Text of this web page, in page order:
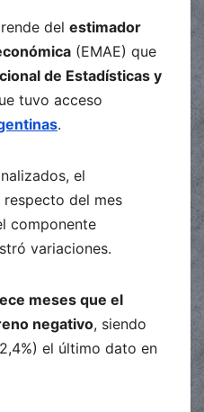
del estimador
(EMAE) que
de Estadísticas y
tuvo acceso
.
el
respecto del mes
componente
variaciones.
meses que el
negativo, siendo
el último dato en